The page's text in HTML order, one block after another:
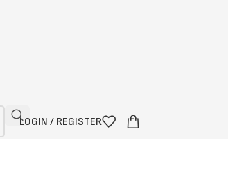
LOGIN / REGISTER